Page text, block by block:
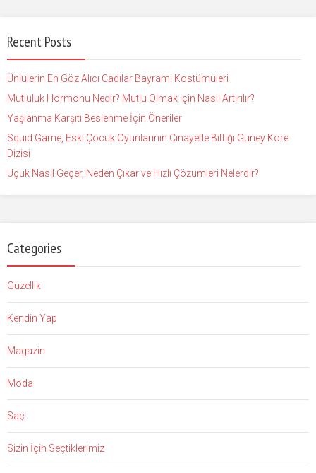
Recent Posts
Ünlülerin En Göz Alıcı Cadılar Bayramı Kostümüleri
Mutluluk Hormonu Nedir? Mutlu Olmak için Nasıl Artırılır?
Yaşlanma Karşıtı Beslenme İçin Öneriler
Squid Game, Eski Çocuk Oyunlarının Cinayetle Bittiği Güney Kore
Dizisi
Uçuk Nasıl Geçer, Neden Çıkar ve Hızlı Çözümleri Nelerdir?
Categories
Güzellik
Kendin Yap
Magazin
Moda
Saç
Sizin İçin Seçtiklerimiz